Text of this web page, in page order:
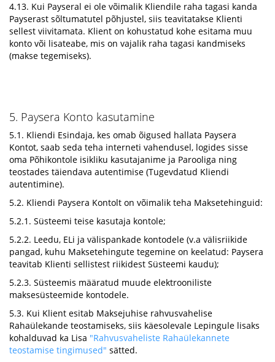
4.13. Kui Payseral ei ole võimalik Kliendile raha tagasi kanda
Payserast sõltumatutel põhjustel, siis teavitatakse Klienti
sellest viivitamata. Klient on kohustatud kohe esitama muu
konto või lisateabe, mis on vajalik raha tagasi kandmiseks
(makse tegemiseks).
5. Paysera Konto kasutamine
5.1. Kliendi Esindaja, kes omab õigused hallata Paysera
Kontot, saab seda teha interneti vahendusel, logides sisse
oma Põhikontole isikliku kasutajanime ja Parooliga ning
teostades täiendava autentimise (Tugevdatud Kliendi
autentimine).
5.2. Kliendi Paysera Kontolt on võimalik teha Maksetehinguid:
5.2.1. Süsteemi teise kasutaja kontole;
5.2.2. Leedu, ELi ja välispankade kontodele (v.a välisriikide
pangad, kuhu Maksetehingute tegemine on keelatud: Paysera
teavitab Klienti sellistest riikidest Süsteemi kaudu);
5.2.3. Süsteemis määratud muude elektrooniliste
maksesüsteemide kontodele.
5.3. Kui Klient esitab Maksejuhise rahvusvahelise
Rahaülekande teostamiseks, siis käesolevale Lepingule lisaks
kohalduvad ka Lisa "Rahvusvaheliste Rahaülekannete
teostamise tingimused" sätted.